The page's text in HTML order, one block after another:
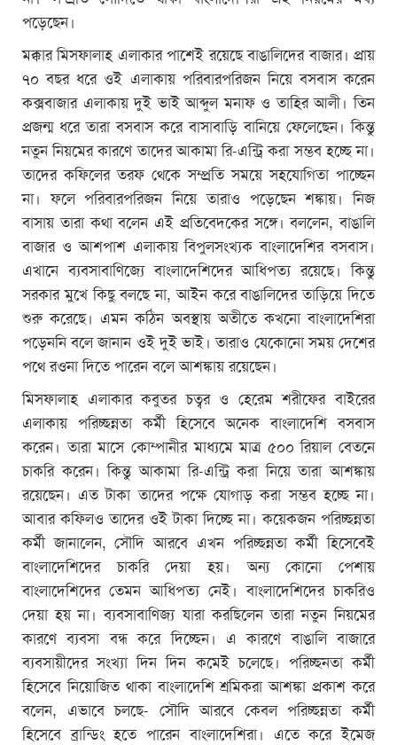
পড়েছেন।
মক্কার মিসফালাহ এলাকার পাশেই রয়েছে বাঙালিদের বাজার। প্রায়
৭০ বছর ধরে ওই এলাকায় পরিবারপরিজন নিয়ে বসবাস করেন
কক্সবাজার এলাকায় দুই ভাই আব্দুল মনাফ ও তাহির আলী। তিন
প্রজন্ম ধরে তারা বসবাস করে বাসাবাড়ি বানিয়ে ফেলেছেন। কিন্তু
নতুন নিয়মের কারণে তাদের আকামা রি-এন্ট্রি করা সম্ভব হচ্ছে না।
তাদের কফিলের তরফ থেকে সম্প্রতি সময়ে সহযোগিতা পাচ্ছেন
না। ফলে পরিবারপরিজন নিয়ে তারাও পড়েছেন শঙ্কায়। নিজ
বাসায় তারা কথা বলেন এই প্রতিবেদকের সঙ্গে। বললেন, বাঙালি
বাজার ও আশপাশ এলাকায় বিপুলসংখ্যক বাংলাদেশির বসবাস।
এখানে ব্যবসাবাণিজ্যে বাংলাদেশিদের আধিপত্য রয়েছে। কিন্তু
সরকার মুখে কিছু বলছে না, আইন করে বাঙালিদের তাড়িয়ে দিতে
শুরু করেছে। এমন কঠিন অবস্থায় অতীতে কখনো বাংলাদেশিরা
পড়েননি বলে জানান ওই দুই ভাই। তারাও যেকোনো সময় দেশের
পথে রওনা দিতে পারেন বলে আশঙ্কায় রয়েছেন।
মিসফালাহ এলাকার কবুতর চত্বর ও হেরেম শরীফের বাইরের
এলাকায় পরিচ্ছন্নতা কর্মী হিসেবে অনেক বাংলাদেশি বসবাস
করেন। তারা মাসে কোম্পানীর মাধ্যমে মাত্র ৫০০ রিয়াল বেতনে
চাকরি করেন। কিন্তু আকামা রি-এন্ট্রি করা নিয়ে তারা আশঙ্কায়
রয়েছেন। এত টাকা তাদের পক্ষে যোগাড় করা সম্ভব হচ্ছে না।
আবার কফিলও তাদের ওই টাকা দিচ্ছে না। কয়েকজন পরিচ্ছন্নতা
কর্মী জানালেন, সৌদি আরবে এখন পরিচ্ছন্নতা কর্মী হিসেবেই
বাংলাদেশিদের চাকরি দেয়া হয়। অন্য কোনো পেশায়
বাংলাদেশিদের তেমন আধিপত্য নেই। বাংলাদেশিদের চাকরিও
দেয়া হয় না। ব্যবসাবাণিজ্য যারা করছিলেন তারা নতুন নিয়মের
কারণে ব্যবসা বন্ধ করে দিচ্ছেন। এ কারণে বাঙালি বাজারে
ব্যবসায়ীদের সংখ্যা দিন দিন কমেই চলেছে। পরিচ্ছনতা কর্মী
হিসেবে নিয়োজিত থাকা বাংলাদেশি শ্রমিকরা আশঙ্কা প্রকাশ করে
বলেন, এভাবে চলছে- সৌদি আরবে কেবল পরিচ্ছন্নতা কর্মী
হিসেবে ব্রান্ডিং হতে পারেন বাংলাদেশিরা। এতে করে ইমেজ